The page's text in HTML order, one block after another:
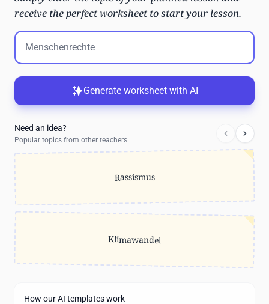
receive the perfect worksheet to start your lesson.
Generate worksheet with AI
Need an idea?
Popular topics from other teachers
Rassismus
Klimawandel
How our AI templates work